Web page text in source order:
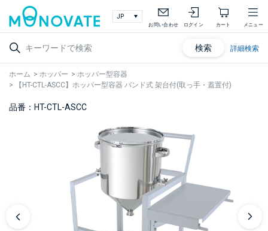
お問い合わせ ログイン カート メニュー
検索 詳細検索
ホーム > ホッパー > ホッパー型容器
>
【HT-CTL-ASCC】ホッパー型容器 バンド式 架台付(取っ手・蓋置付)
品番：HT-CTL-ASCC